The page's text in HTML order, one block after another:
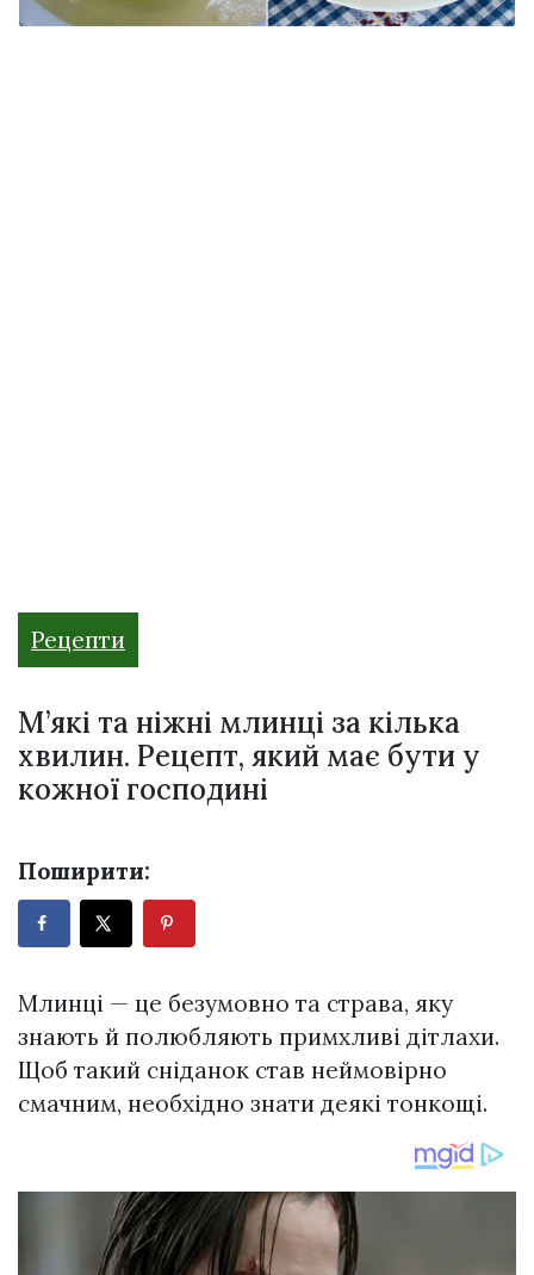
Рецепти
М’які та ніжні млинці за кілька
хвилин. Рецепт, який має бути у
кожної господині
Поширити:
Млинці — це безумовно та страва, яку
знають й полюбляють примхливі дітлахи.
Щоб такий сніданок став неймовірно
смачним, необхідно знати деякі тонкощі.